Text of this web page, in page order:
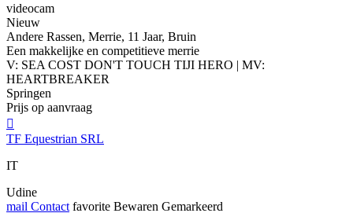
videocam
Nieuw
Andere Rassen, Merrie, 11 Jaar, Bruin
Een makkelijke en competitieve merrie
V: SEA COST DON'T TOUCH TIJI HERO | MV:
HEARTBREAKER
Springen
Prijs op aanvraag

TF Equestrian SRL
IT
Udine
mail Contact favorite Bewaren Gemarkeerd